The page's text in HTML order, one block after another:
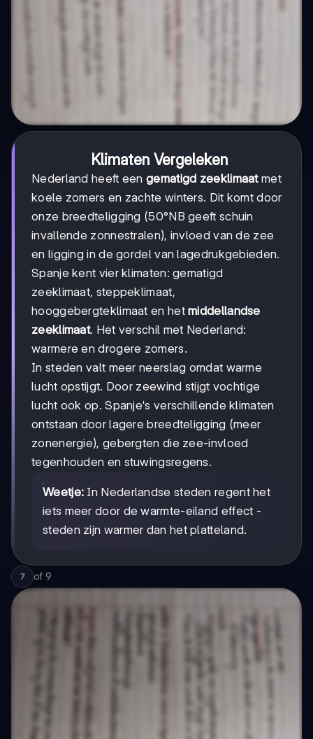
Klimaten Vergeleken
Nederland heeft een gematigd zeeklimaatmet
koele zomers en zachte winters. Dit komt door
onze breedteligging (50°NB geeft schuin
invallende zonnestralen), invloed van de zee
en ligging in de gordel van lagedrukgebieden.
Spanje kent vier klimaten: gematigd
zeeklimaat, steppeklimaat,
hooggebergteklimaat en hetmiddellandse
zeeklimaat. Het verschil met Nederland:
warmere en drogere zomers.
In steden valt meer neerslag omdat warme
lucht opstijgt. Door zeewind stijgt vochtige
lucht ook op. Spanje's verschillende klimaten
ontstaan door lagere breedteligging (meer
zonenergie), gebergten die zee-invloed
tegenhouden en stuwingsregens.
Weetje: In Nederlandse steden regent het
iets meer door de warmte-eiland effect -
steden zijn warmer dan het platteland.
7 of 9